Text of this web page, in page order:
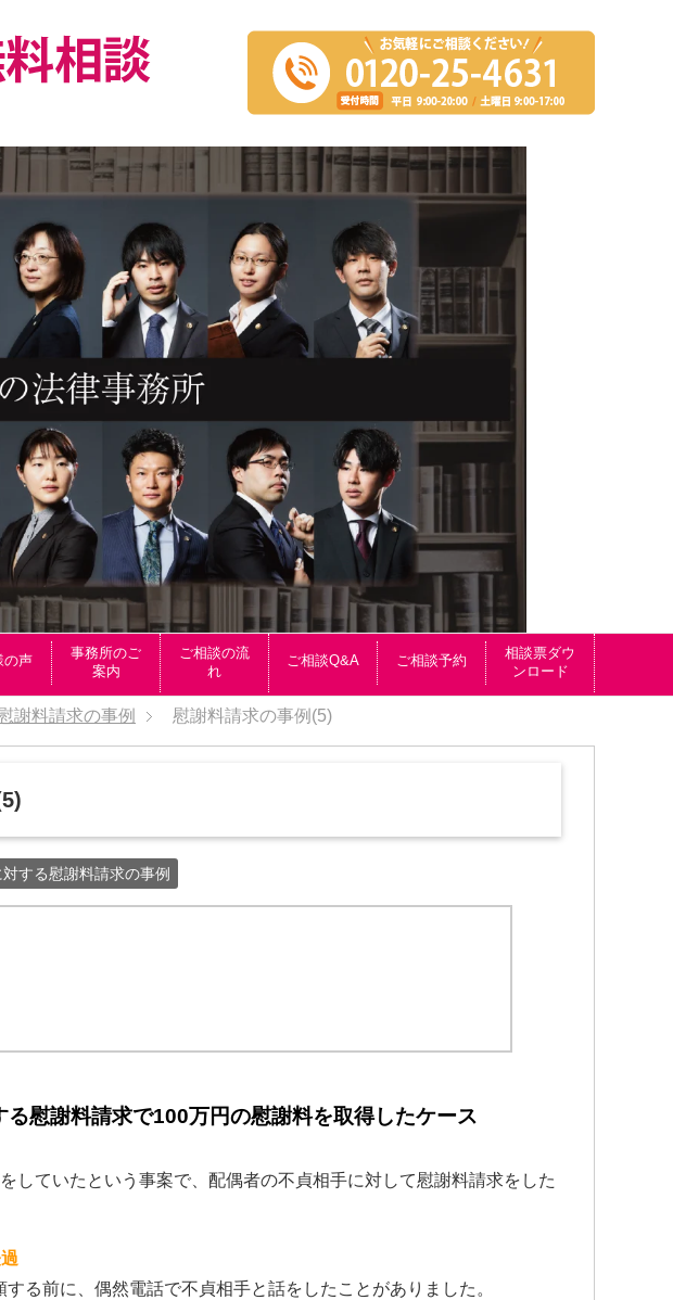
の声
事務所のご
案内
ご相談の流
れ
ご相談Q&A ご相談予約
相談票ダウ
ンロード
謝料請求の事例 慰謝料請求の事例(5)
する慰謝料請求の事例
る慰謝料請求で100万円の慰謝料を取得したケース
していたという事案で、配偶者の不貞相手に対して慰謝料請求をした
る前に、偶然電話で不貞相手と話をしたことがありました。